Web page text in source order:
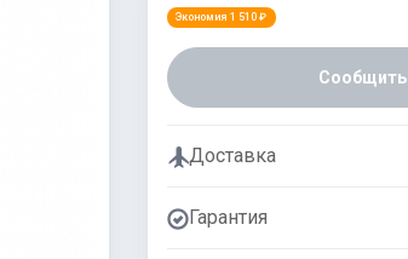
Экономия 1 510 ₽
Сообщить
Доставка
Гарантия